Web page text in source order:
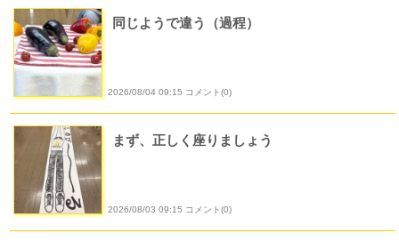
同じようで違う（過程）
2026/08/04 09:15 コメント(0)
まず、正しく座りましょう
2026/08/03 09:15 コメント(0)